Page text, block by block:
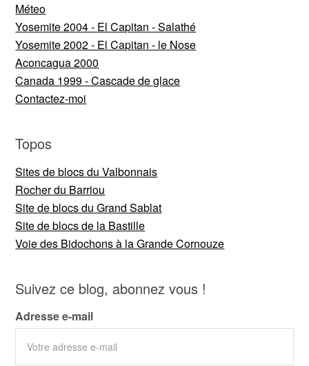
Méteo
Yosemite 2004 - El Capitan - Salathé
Yosemite 2002 - El Capitan - le Nose
Aconcagua 2000
Canada 1999 - Cascade de glace
Contactez-moi
Topos
Sites de blocs du Valbonnais
Rocher du Barriou
Site de blocs du Grand Sablat
Site de blocs de la Bastille
Voie des Bidochons à la Grande Cornouze
Suivez ce blog, abonnez vous !
Adresse e-mail